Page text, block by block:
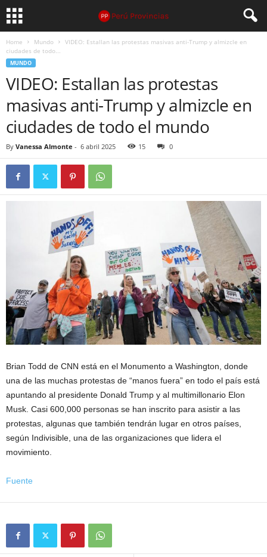
Home Mundo
VIDEO: Estallan las protestas masivas anti-Trump y almizcle en
ciudades de todo...
MUNDO
VIDEO: Estallan las protestas
masivas anti-Trump y almizcle en
ciudades de todo el mundo
By Vanessa Almonte - 6 abril 2025 15 0
Brian Todd de CNN está en el Monumento a Washington, donde
una de las muchas protestas de “manos fuera” en todo el país está
apuntando al presidente Donald Trump y al multimillonario Elon
Musk. Casi 600,000 personas se han inscrito para asistir a las
protestas, algunas que también tendrán lugar en otros países,
según Indivisible, una de las organizaciones que lidera el
movimiento.
Fuente